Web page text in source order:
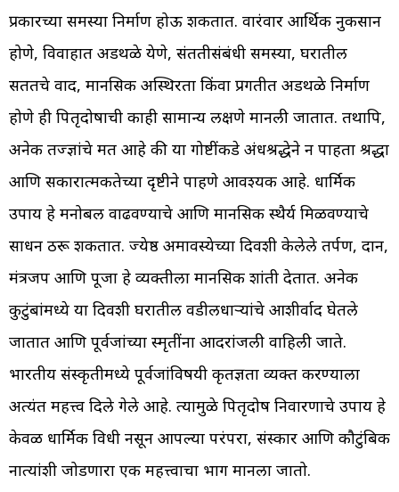
प्रकारच्या समस्या निर्माण होऊ शकतात. वारंवार आर्थिक नुकसान
होणे, विवाहात अडथळे येणे, संततीसंबंधी समस्या, घरातील
सततचे वाद, मानसिक अस्थिरता किंवा प्रगतीत अडथळे निर्माण
होणे ही पितृदोषाची काही सामान्य लक्षणे मानली जातात. तथापि,
अनेक तज्ज्ञांचे मत आहे की या गोष्टींकडे अंधश्रद्धेने न पाहता श्रद्धा
आणि सकारात्मकतेच्या दृष्टीने पाहणे आवश्यक आहे. धार्मिक
उपाय हे मनोबल वाढवण्याचे आणि मानसिक स्थैर्य मिळवण्याचे
साधन ठरू शकतात. ज्येष्ठ अमावस्येच्या दिवशी केलेले तर्पण, दान,
मंत्रजप आणि पूजा हे व्यक्तीला मानसिक शांती देतात. अनेक
कुटुंबांमध्ये या दिवशी घरातील वडीलधाऱ्यांचे आशीर्वाद घेतले
जातात आणि पूर्वजांच्या स्मृतींना आदरांजली वाहिली जाते.
भारतीय संस्कृतीमध्ये पूर्वजांविषयी कृतज्ञता व्यक्त करण्याला
अत्यंत महत्त्व दिले गेले आहे. त्यामुळे पितृदोष निवारणाचे उपाय हे
केवळ धार्मिक विधी नसून आपल्या परंपरा, संस्कार आणि कौटुंबिक
नात्यांशी जोडणारा एक महत्त्वाचा भाग मानला जातो.